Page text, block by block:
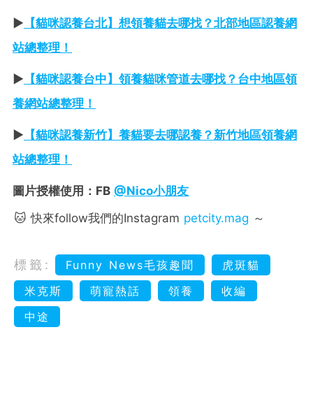
► 【貓咪認養台北】想領養貓去哪找？北部地區認養網
站總整理！
► 【貓咪認養台中】領養貓咪管道去哪找？台中地區領
養網站總整理！
► 【貓咪認養新竹】養貓要去哪認養？新竹地區領養網
站總整理！
圖片授權使用：FB @Nico小朋友
🐱 快來follow我們的Instagram petcity.mag ～
標籤: Funny News毛孩趣聞
虎斑貓
米克斯
萌寵熱話 領養
收編
中途